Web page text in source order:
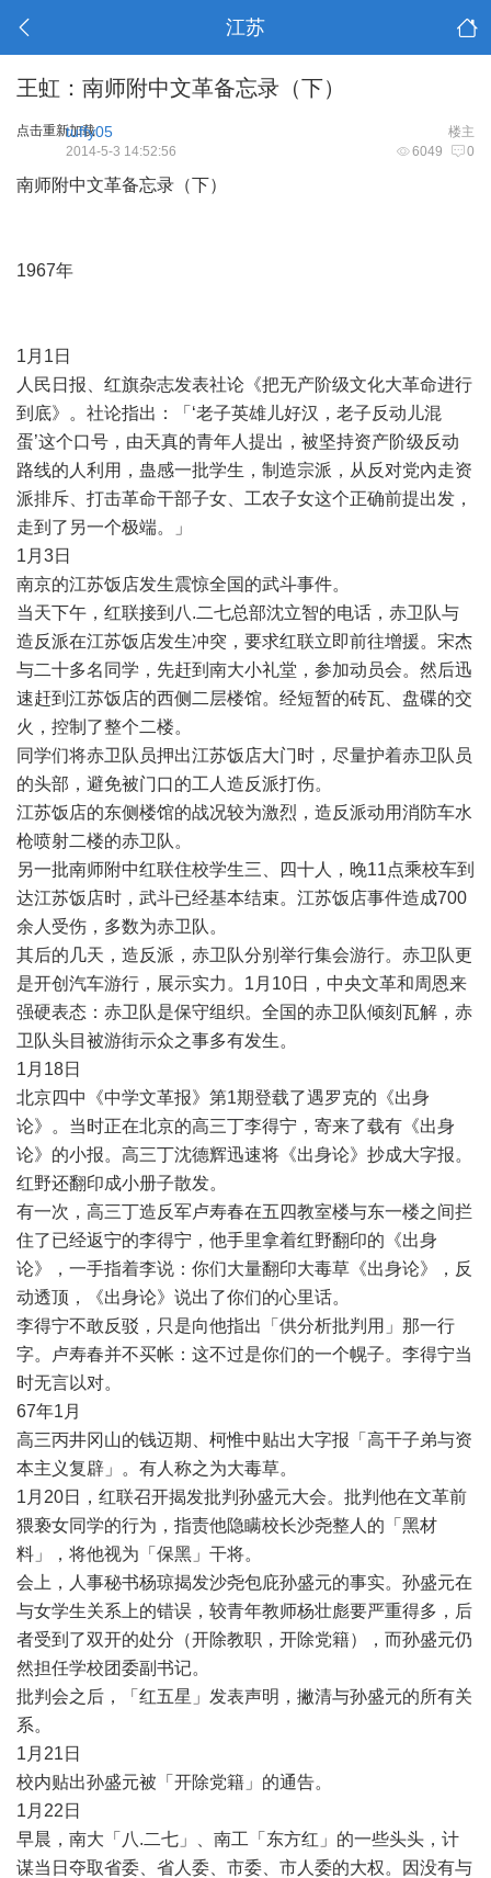
江苏
王虹：南师附中文革备忘录（下）
点击重新加载 楼主
tuffy05
6049 0
2014-5-3 14:52:56
南师附中文革备忘录（下）
1967年
1 月 1 日
人民日报、红旗杂志发表社论《把无产阶级文化大革命进行
到底》。社论指出：「 ‘老子英雄儿好汉，老子反动儿混
蛋’这个口号，由天真的青年人提出，被坚持资产阶级反动
路线的人利用，蛊感一批学生，制造宗派，从反对党內走资
派排斥、打击革命干部子女、工农子女这个正确前提出发，
走到了另一个极端。」
1 月 3日
南京的江苏饭店发生震惊全国的武斗事件。
当天下午，红联接到八 .二七总部沈立智的电话，赤卫队与
造反派在江苏饭店发生冲突，要求红联立即前往增援。宋杰
与二十多名同学，先赶到南大小礼堂，参加动员会。然后迅
速赶到江苏饭店的西侧二层楼馆。经短暂的砖瓦、盘碟的交
火，控制了整个二楼。
同学们将赤卫队员押出江苏饭店大门时，尽量护着赤卫队员
的头部，避免被门口的工人造反派打伤。
江苏饭店的东侧楼馆的战况较为激烈，造反派动用消防车水
枪喷射二楼的赤卫队。
另一批南师附中红联住校学生三、四十人，晚11点乘校车到
达江苏饭店时，武斗已经基本结束。江苏饭店事件造成700
余人受伤，多数为赤卫队。
其后的几天，造反派，赤卫队分别举行集会游行。赤卫队更
是开创汽车游行，展示实力。 1 月 10日，中央文革和周恩来
强硬表态：赤卫队是保守组织。全国的赤卫队倾刻瓦解，赤
卫队头目被游街示众之事多有发生。
1 月 18日
北京四中《中学文革报》第1期登载了遇罗克的《出身
论》。当时正在北京的高三丁李得宁，寄来了载有《出身
论》的小报。高三丁沈德辉迅速将《出身论》抄成大字报。
红野还翻印成小册子散发。
有一次，高三丁造反军卢寿春在五四教室楼与东一楼之间拦
住了已经返宁的李得宁，他手里拿着红野翻印的《出身
论》，一手指着李说：你们大量翻印大毒草《出身论》，反
动透顶，《出身论》说出了你们的心里话。
李得宁不敢反驳，只是向他指出「供分析批判用」那一行
字。卢寿春并不买帐：这不过是你们的一个幌子。李得宁当
时无言以对。
67年1 月
高三丙井冈山的钱迈期、柯惟中贴出大字报「高干子弟与资
本主义复辟」。有人称之为大毒草。
1 月 20日，红联召开揭发批判孙盛元大会。批判他在文革前
猥亵女同学的行为，指责他隐瞒校长沙尧整人的「黑材
料」，将他视为「保黑」干将。
会上，人事秘书杨琼揭发沙尧包庇孙盛元的事实。孙盛元在
与女学生关系上的错误，较青年教师杨壮彪要严重得多，后
者受到了双开的处分（开除教职，开除党籍），而孙盛元仍
然担任学校团委副书记。
批判会之后，「红五星」发表声明，撇清与孙盛元的所有关
系。
1 月 21 日
校内贴出孙盛元被「开除党籍」的通告。
1 月 22 日
早晨，南大「八 .二七」、南工「东方红」的一些头头，计
谋当日夺取省委、省人委、市委、市人委的大权。因没有与